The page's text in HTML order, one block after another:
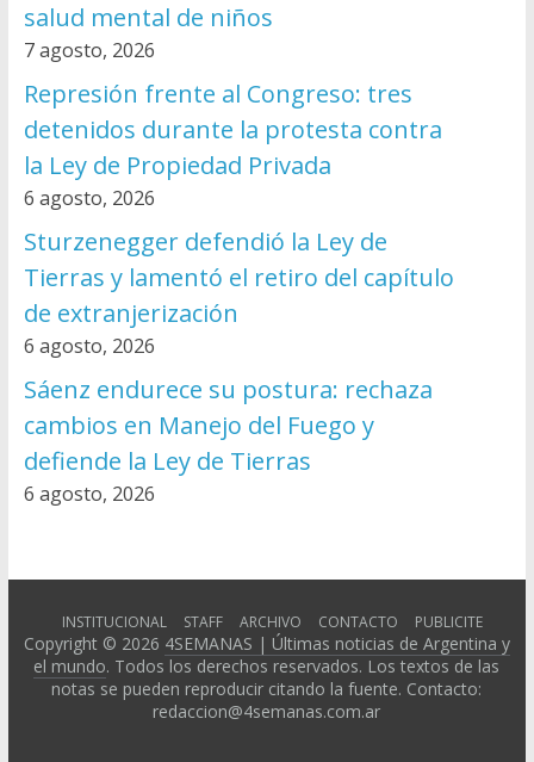
salud mental de niños
7 agosto, 2026
Represión frente al Congreso: tres
detenidos durante la protesta contra
la Ley de Propiedad Privada
6 agosto, 2026
Sturzenegger defendió la Ley de
Tierras y lamentó el retiro del capítulo
de extranjerización
6 agosto, 2026
Sáenz endurece su postura: rechaza
cambios en Manejo del Fuego y
defiende la Ley de Tierras
6 agosto, 2026
INSTITUCIONAL STAFF ARCHIVO CONTACTO PUBLICITE
Copyright © 2026 4SEMANAS | Últimas noticias de Argentina y
el mundo. Todos los derechos reservados. Los textos de las
notas se pueden reproducir citando la fuente. Contacto:
redaccion@4semanas.com.ar